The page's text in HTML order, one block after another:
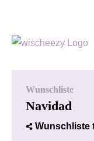
Wunschliste
Navidad
Wunschliste